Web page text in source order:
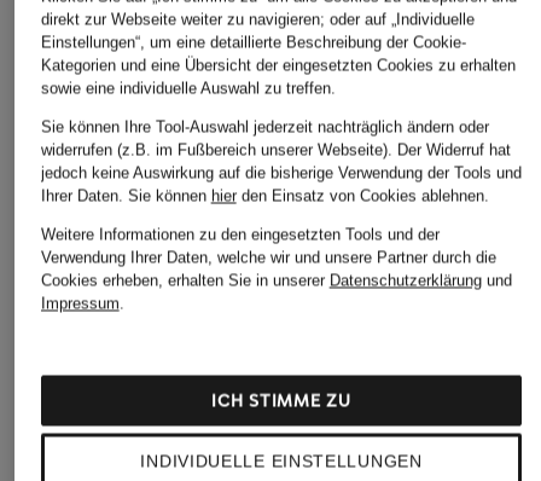
350 €
Weitere Kategorien
Cargohosen für Herren
Pullover für Damen
Pullover für Herren
direkt zur Webseite weiter zu navigieren; oder auf „Individuelle
Einstellungen“, um eine detaillierte Beschreibung der Cookie-
Kategorien und eine Übersicht der eingesetzten Cookies zu erhalten
sowie eine individuelle Auswahl zu treffen.
Sie können Ihre Tool-Auswahl jederzeit nachträglich ändern oder
widerrufen (z.B. im Fußbereich unserer Webseite). Der Widerruf hat
jedoch keine Auswirkung auf die bisherige Verwendung der Tools und
Ihrer Daten. Sie können hierden Einsatz von Cookies ablehnen.
Weitere Informationen zu den eingesetzten Tools und der
Verwendung Ihrer Daten, welche wir und unsere Partner durch die
Cookies erheben, erhalten Sie in unserer Datenschutzerklärungund
Impressum.
INDIVIDUELLE EINSTELLUNGEN
ICH STIMME ZU